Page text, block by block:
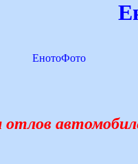
ЕнотоФото
отлов